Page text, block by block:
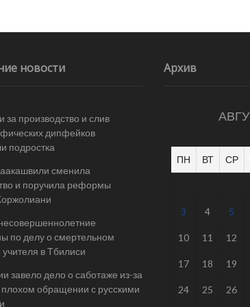
новости
за производство и слив
дипфейков
подростка
сменила
и поручила реформы
по делу о смертельном
в Тбилиси
завело дело о саботаже из-за
обращении с русскими
Архив
ПН ВТ СР
3 4 5
10 11 12
17 18 19
24 25 26